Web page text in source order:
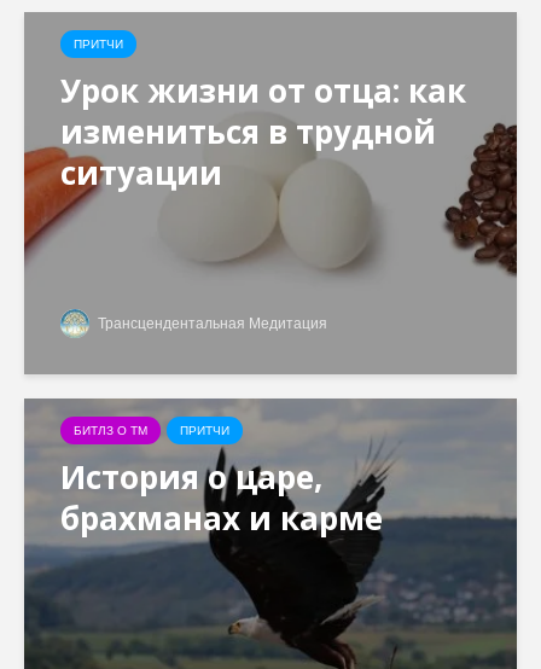
ПРИТЧИ
Урок жизни от отца: как
измениться в трудной
ситуации
Трансцендентальная Медитация
БИТЛЗ О ТМ ПРИТЧИ
История о царе,
брахманах и карме